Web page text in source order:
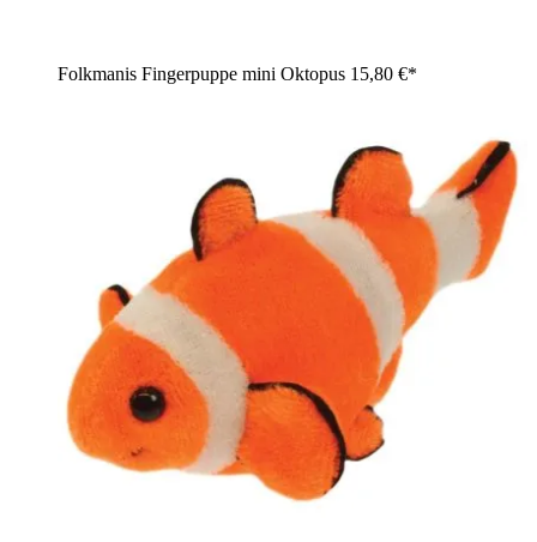
Folkmanis Fingerpuppe mini Oktopus 15,80 €*